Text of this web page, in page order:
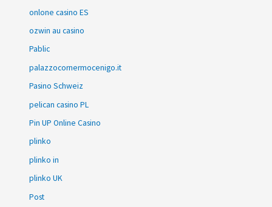
onlone casino ES
ozwin au casino
Pablic
palazzocornermocenigo.it
Pasino Schweiz
pelican casino PL
Pin UP Online Casino
plinko
plinko in
plinko UK
Post